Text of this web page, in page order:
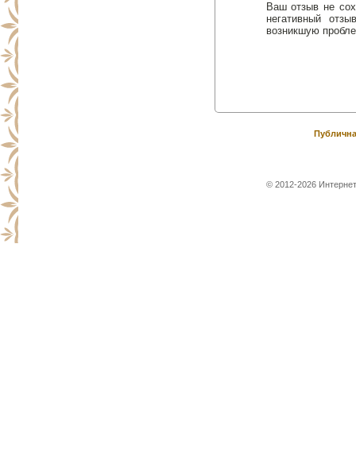
Ваш отзыв не
негативный
возникшую
© 2012-2026